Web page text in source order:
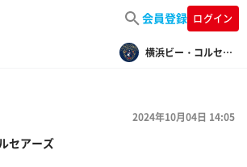
会員登録 ログイン
横浜ビー・コルセアーズ
セアーズ
2024年10月04日 14:05